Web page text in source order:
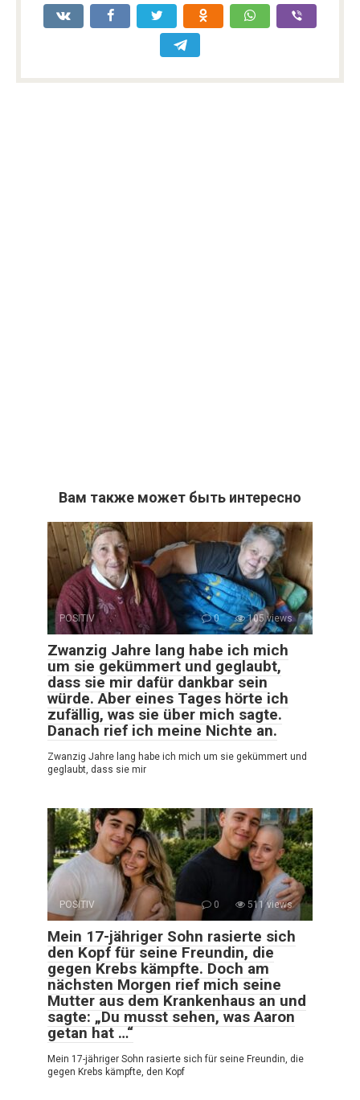
Вам также может быть интересно
POSITIV 0 105 views
Zwanzig Jahre lang habe ich mich
um sie gekümmert und geglaubt,
dass sie mir dafür dankbar sein
würde. Aber eines Tages hörte ich
zufällig, was sie über mich sagte.
Danach rief ich meine Nichte an.
Zwanzig Jahre lang habe ich mich um sie gekümmert und
geglaubt, dass sie mir
POSITIV 0 511 views
Mein 17-jähriger Sohn rasierte sich
den Kopf für seine Freundin, die
gegen Krebs kämpfte. Doch am
nächsten Morgen rief mich seine
Mutter aus dem Krankenhaus an und
sagte: „Du musst sehen, was Aaron
getan hat …“
Mein 17-jähriger Sohn rasierte sich für seine Freundin, die
gegen Krebs kämpfte, den Kopf